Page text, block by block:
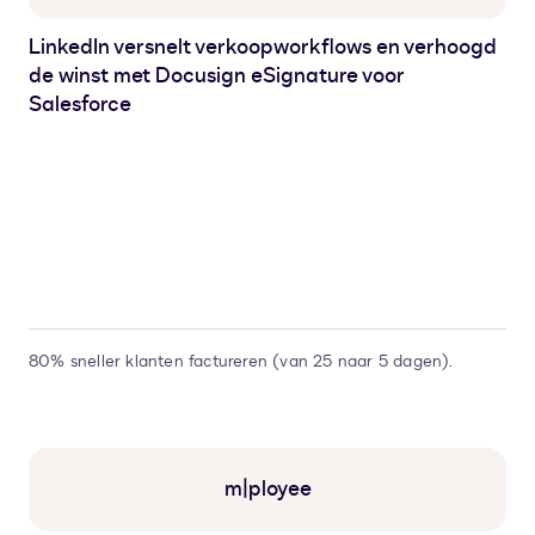
LinkedIn versnelt verkoopworkflows en verhoogd
de winst met Docusign eSignature voor
Salesforce
80% sneller klanten factureren (van 25 naar 5 dagen).
m|ployee